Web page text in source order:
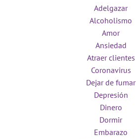
Adelgazar
Alcoholismo
Amor
Ansiedad
Atraer clientes
Coronavirus
Dejar de fumar
Depresión
Dinero
Dormir
Embarazo